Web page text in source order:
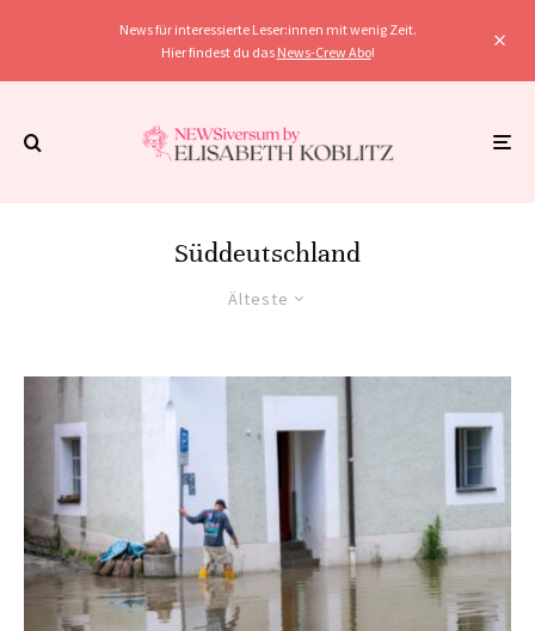
News für interessierte Leser:innen mit wenig Zeit.
Hier findest du das News-Crew Abo!
Süddeutschland
Älteste